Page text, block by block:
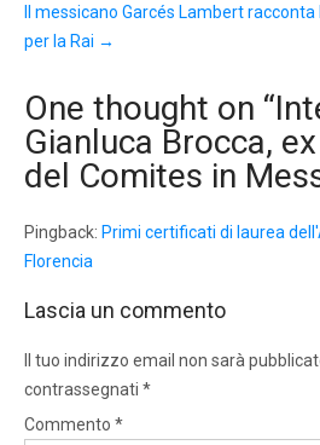
Il messicano Garcés Lambert
per la Rai →
One thought on “
Gianluca Brocca,
del Comites in
Pingback: Primi certificati di laurea
Florencia
Lascia un commento
Il tuo indirizzo email non sarà
contrassegnati *
Commento *